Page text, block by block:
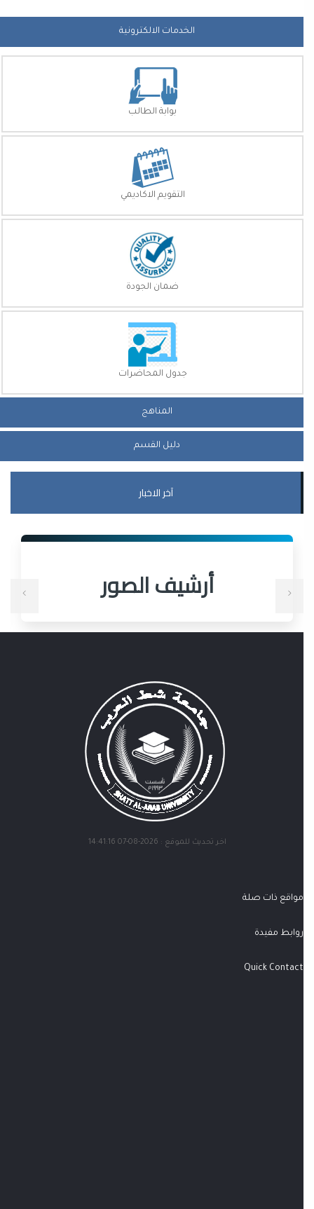
الخدمات الالكترونية
بوابة الطالب
التقويم الاكاديمي
ضمان الجودة
جدول المحاضرات
المناهج
دليل القسم
آخر الاخبار
أرشيف الصور
اخر تحديث للموقع : 2026-08-07 14:41:16
مواقع ذات صلة
روابط مفيدة
Quick Contact